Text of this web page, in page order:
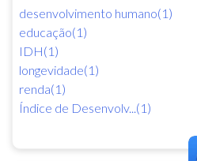
desenvolvimento humano(1)
educação(1)
IDH(1)
longevidade(1)
renda(1)
Índice de Desenvolv...(1)